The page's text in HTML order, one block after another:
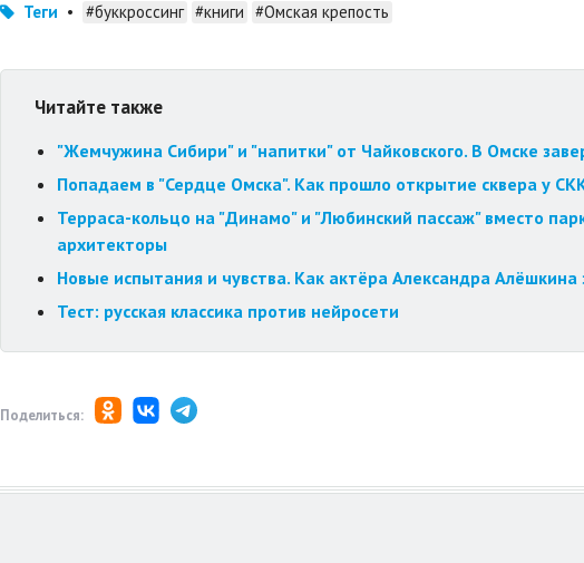
Теги • #буккроссинг #книги #Омская крепость
Читайте также
"Жемчужина Сибири" и "напитки" от Чайковского. В Омске
Попадаем в "Сердце Омска". Как прошло открытие сквера у
Терраса-кольцо на "Динамо" и "Любинский пассаж" вместо
архитекторы
Новые испытания и чувства. Как актёра Александра Алёшкина
Тест: русская классика против нейросети
Поделиться: